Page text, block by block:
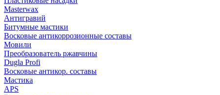
Masterwax
Антигравий
Битумные мастики
Восковые антикоррозионные составы
Мовили
Преобразователь ржавчины
Dugla Profi
Восковые антикор. составы
Мастика
APS